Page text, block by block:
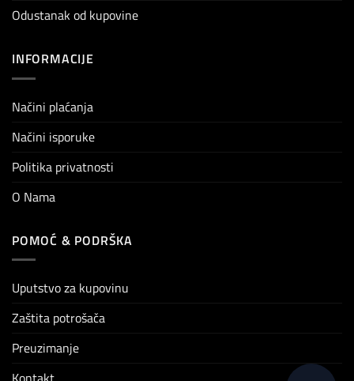
Odustanak od kupovine
INFORMACIJE
Načini plaćanja
Načini isporuke
Politika privatnosti
O Nama
POMOĆ & PODRŠKA
Uputstvo za kupovinu
Zaštita potrošača
Preuzimanje